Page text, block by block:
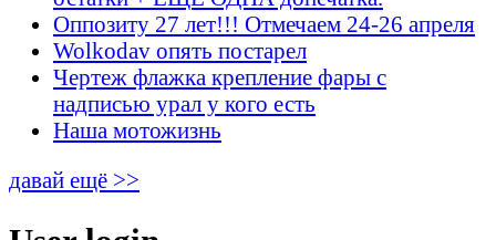
Оппозиту 27 лет!!! Отмечаем 24-26 апреля
Wolkodav опять постарел
Чертеж флажка крепление фары с
надписью урал у кого есть
Наша мотожизнь
давай ещё >>